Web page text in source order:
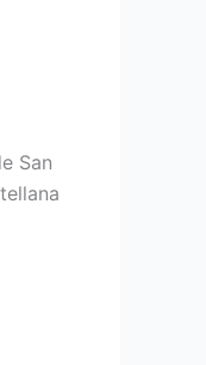
San